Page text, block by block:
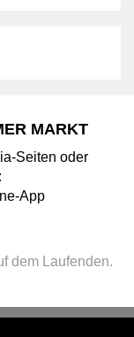
MARKT
Seiten oder
App
dem Laufenden.